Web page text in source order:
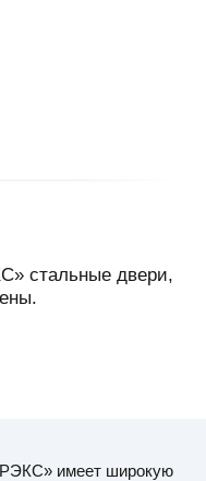
стальные двери,
имеет широкую